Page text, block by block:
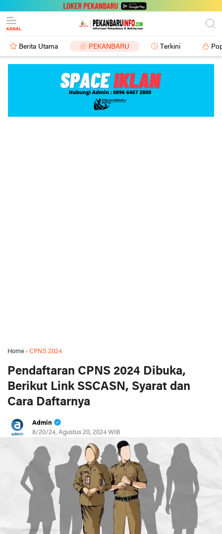
Berita Utama PEKANBARU Terkini
Home › CPNS 2024
Pendaftaran CPNS 2024 Dibuka,
Berikut Link SSCASN, Syarat dan
Cara Daftarnya
Admin
8/20/24, Agustus 20, 2024 WIB